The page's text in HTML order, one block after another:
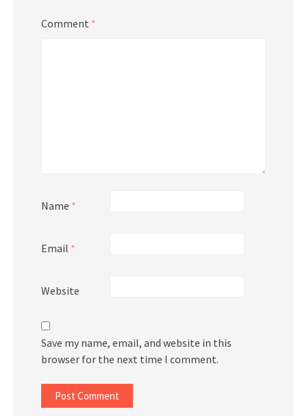
Comment *
Name *
Email *
Website
Save my name, email, and website in this
browser for the next time I comment.